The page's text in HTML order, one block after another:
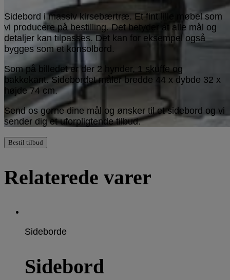
Sidebord i massiv kirsebærtræ. Et fint lille møbel som
vi producere på bestilling. Det betyder at alle mål og
detaljer kan tilpasses. Det kan for eksempel også
bygges som et konsolbord.
Som på billedet er der 2 hynder, 1 skuffe og
bakkekant. Sidebordet måler bredde 44 x dybde 32 x
højde 74 cm.
Send os gerne dine mål og ønsker til et sidebord og vi
sender dig et uforpligtende tilbud.
Bestil tilbud
Relaterede varer
Sideborde
Sidebord